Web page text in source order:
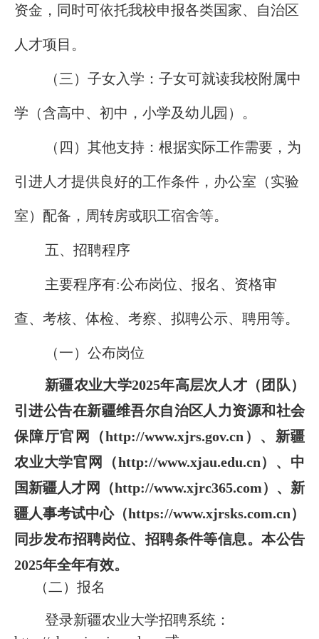
资金，同时可依托我校申报各类国家、自治区
人才项目。
（三）子女入学：子女可就读我校附属中
学（含高中、初中，小学及幼儿园）。
（四）其他支持：根据实际工作需要，为
引进人才提供良好的工作条件，办公室（实验
室）配备，周转房或职工宿舍等。
五、招聘程序
主要程序有:公布岗位、报名、资格审
查、考核、体检、考察、拟聘公示、聘用等。
（一）公布岗位
新疆农业大学2025年高层次人才（团队）
引进公告在新疆维吾尔自治区人力资源和社会
保障厅官网（http://www.xjrs.gov.cn）、新疆
农业大学官网（http://www.xjau.edu.cn）、中
国新疆人才网（http://www.xjrc365.com）、新
疆人事考试中心（https://www.xjrsks.com.cn）
同步发布招聘岗位、招聘条件等信息。本公告
2025年全年有效。
（二）报名
登录新疆农业大学招聘系统：